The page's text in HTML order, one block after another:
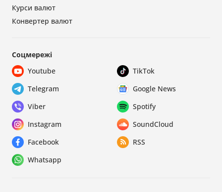
Курси валют
Конвертер валют
Соцмережі
Youtube
TikTok
Telegram
Google News
Viber
Spotify
Instagram
SoundCloud
Facebook
RSS
Whatsapp